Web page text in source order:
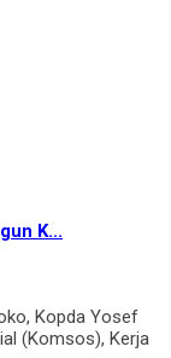
K...
Kopda Yosef
(Komsos), Kerja